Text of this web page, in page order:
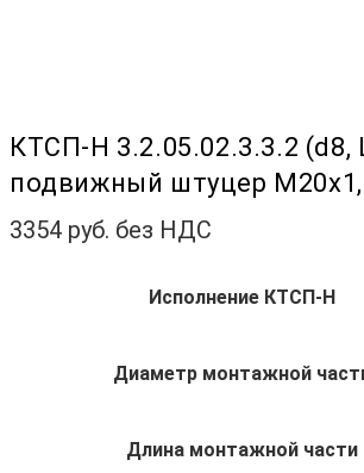
КТСП-Н 3.2.05.02.3.3.2 (d8,
подвижный штуцер
3354 руб. без НДС
Исполнение КТСП-Н
Диаметр монтажной
Длина монтажной части